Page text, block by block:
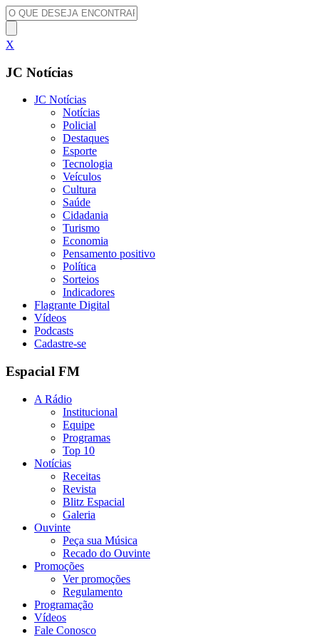
X
JC Notícias
JC Notícias
Notícias
Policial
Destaques
Esporte
Tecnologia
Veículos
Cultura
Saúde
Cidadania
Turismo
Economia
Pensamento positivo
Política
Sorteios
Indicadores
Flagrante Digital
Vídeos
Podcasts
Cadastre-se
Espacial FM
A Rádio
Institucional
Equipe
Programas
Top 10
Notícias
Receitas
Revista
Blitz Espacial
Galeria
Ouvinte
Peça sua Música
Recado do Ouvinte
Promoções
Ver promoções
Regulamento
Programação
Vídeos
Fale Conosco